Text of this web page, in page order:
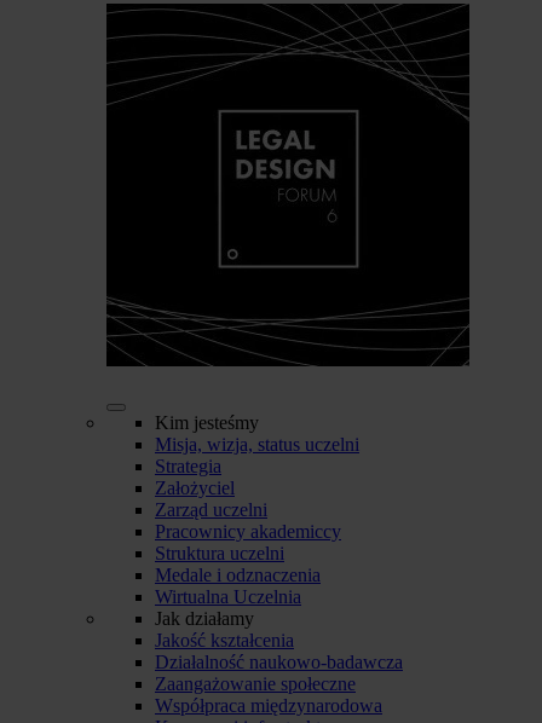
Kim jesteśmy
Misja, wizja, status uczelni
Strategia
Założyciel
Zarząd uczelni
Pracownicy akademiccy
Struktura uczelni
Medale i odznaczenia
Wirtualna Uczelnia
Jak działamy
Jakość kształcenia
Działalność naukowo-badawcza
Zaangażowanie społeczne
Współpraca międzynarodowa